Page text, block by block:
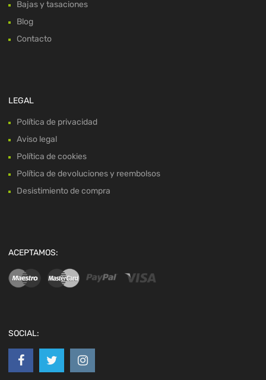
Bajas y tasaciones
Blog
Contacto
LEGAL
Política de privacidad
Aviso legal
Política de cookies
Política de devoluciones y reembolsos
Desistimiento de compra
ACEPTAMOS:
SOCIAL: